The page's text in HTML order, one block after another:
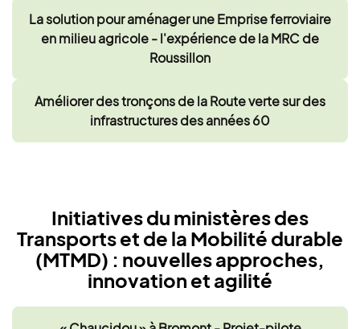
La solution pour aménager une Emprise ferroviaire
en milieu agricole - l'expérience de la MRC de
Roussillon
Améliorer des tronçons de la Route verte sur des
infrastructures des années 60
Initiatives du ministères des
Transports et de la Mobilité durable
(MTMD) : nouvelles approches,
innovation et agilité